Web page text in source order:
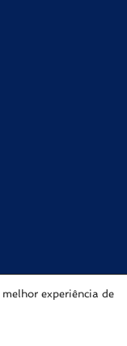
|
Política de
experiência de